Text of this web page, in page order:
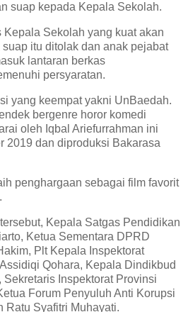
suap kepada Kepala Sekolah.
Kepala Sekolah yang kuat akan
itu ditolak dan anak pejabat
lantaran berkas
persyaratan.
yang keempat yakni UnBaedah.
bergenre horor komedi
oleh Iqbal Ariefurrahman ini
2019 dan diproduksi Bakarasa
penghargaan sebagai film favorit
Kepala Satgas Pendidikan
Ketua Sementara DPRD
Plt Kepala Inspektorat
Qohara, Kepala Dindikbud
Sekretaris Inspektorat Provinsi
Forum Penyuluh Anti Korupsi
Ratu Syafitri Muhayati.